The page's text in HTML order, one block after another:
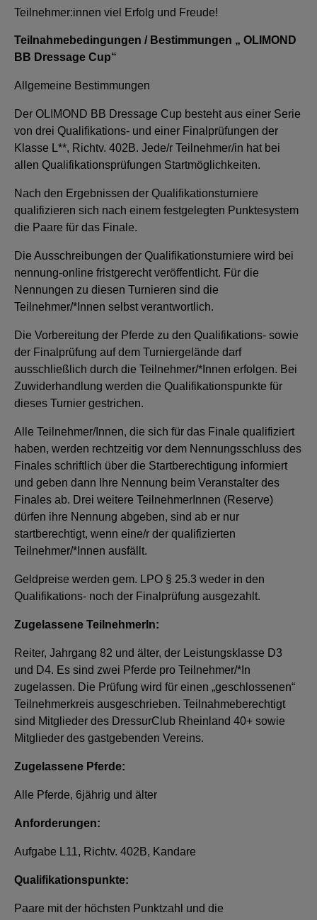
Teilnehmer:innen viel Erfolg und Freude!
Teilnahmebedingungen / Bestimmungen „ OLIMOND
BB Dressage Cup“
Allgemeine Bestimmungen
Der OLIMOND BB Dressage Cup besteht aus einer Serie
von drei Qualifikations- und einer Finalprüfungen der
Klasse L**, Richtv. 402B. Jede/r Teilnehmer/in hat bei
allen Qualifikationsprüfungen Startmöglichkeiten.
Nach den Ergebnissen der Qualifikationsturniere
qualifizieren sich nach einem festgelegten Punktesystem
die Paare für das Finale.
Die Ausschreibungen der Qualifikationsturniere wird bei
nennung-online fristgerecht veröffentlicht. Für die
Nennungen zu diesen Turnieren sind die
Teilnehmer/*Innen selbst verantwortlich.
Die Vorbereitung der Pferde zu den Qualifikations- sowie
der Finalprüfung auf dem Turniergelände darf
ausschließlich durch die Teilnehmer/*Innen erfolgen. Bei
Zuwiderhandlung werden die Qualifikationspunkte für
dieses Turnier gestrichen.
Alle Teilnehmer/Innen, die sich für das Finale qualifiziert
haben, werden rechtzeitig vor dem Nennungsschluss des
Finales schriftlich über die Startberechtigung informiert
und geben dann Ihre Nennung beim Veranstalter des
Finales ab. Drei weitere TeilnehmerInnen (Reserve)
dürfen ihre Nennung abgeben, sind ab er nur
startberechtigt, wenn eine/r der qualifizierten
Teilnehmer/*Innen ausfällt.
Geldpreise werden gem. LPO § 25.3 weder in den
Qualifikations- noch der Finalprüfung ausgezahlt.
Zugelassene TeilnehmerIn:
Reiter, Jahrgang 82 und älter, der Leistungsklasse D3
und D4. Es sind zwei Pferde pro Teilnehmer/*In
zugelassen. Die Prüfung wird für einen „geschlossenen“
Teilnehmerkreis ausgeschrieben. Teilnahmeberechtigt
sind Mitglieder des DressurClub Rheinland 40+ sowie
Mitglieder des gastgebenden Vereins.
Zugelassene Pferde:
Alle Pferde, 6jährig und älter
Anforderungen:
Aufgabe L11, Richtv. 402B, Kandare
Qualifikationspunkte:
Paare mit der höchsten Punktzahl und die